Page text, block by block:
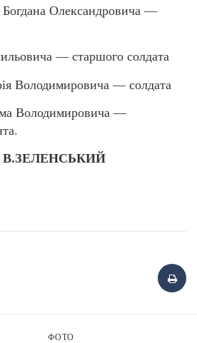
Олександровича —
— старшого солдата
— солдата
Володимировича —
В.ЗЕЛЕНСЬКИЙ
ФОТО